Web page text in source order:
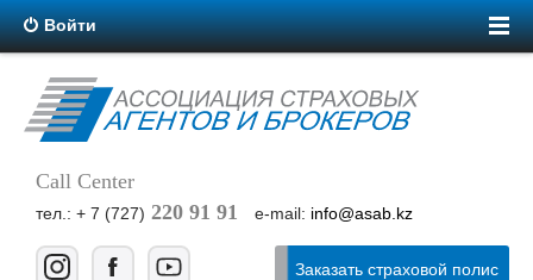
Войти
Call Center
тел.: + 7 (727) 220 91 91 e-mail: info@asab.kz
Заказать страховой полис